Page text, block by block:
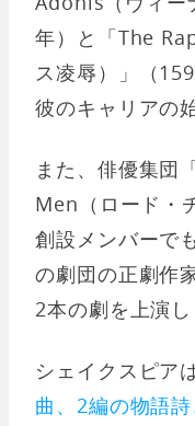
年）と「The
ス凌辱）」（
彼のキャリアの
また、俳優集
Men（ロード・
創設メンバーで
の劇団の正劇作
2本の劇を上演し
シェイクスピア
曲、2編の物語